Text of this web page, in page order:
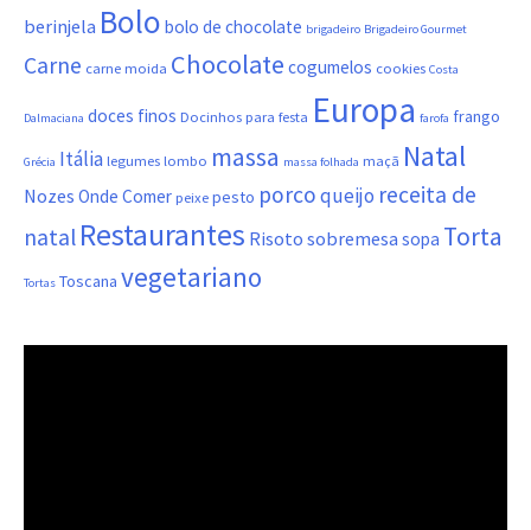
berinjela Bolo bolo de chocolate brigadeiro Brigadeiro Gourmet
Carne carne moida Chocolate cogumelos cookies Costa
Dalmaciana doces finos Docinhos para festa Europa farofa frango
Grécia Itália legumes lombo massa massa folhada maçã Natal
Nozes Onde Comer peixe pesto porcoqueijo receita de
natal Restaurantes Risoto sobremesa sopa Torta
Tortas Toscana vegetariano